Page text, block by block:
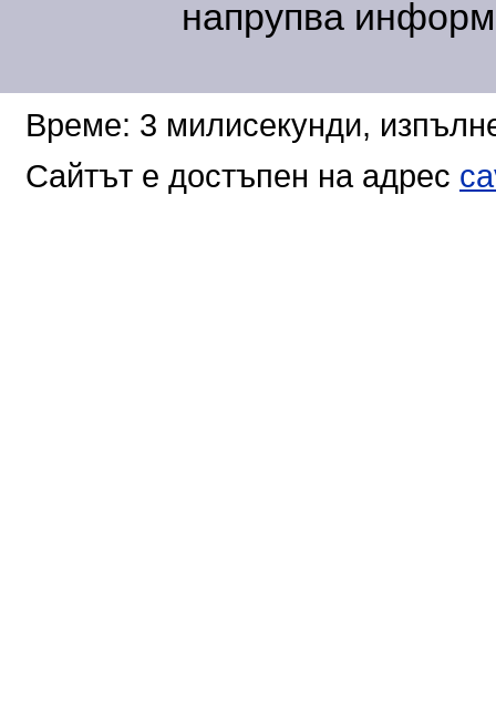
напрупва
Време: 3 милисекунди,
Сайтът е достъпен на адрес